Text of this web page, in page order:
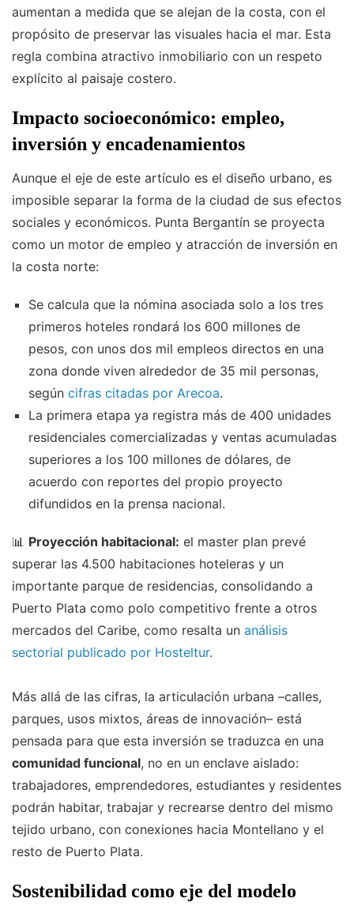
aumentan a medida que se alejan de la costa, con el
propósito de preservar las visuales hacia el mar. Esta
regla combina atractivo inmobiliario con un respeto
explícito al paisaje costero.
Impacto socioeconómico: empleo,
inversión y encadenamientos
Aunque el eje de este artículo es el diseño urbano, es
imposible separar la forma de la ciudad de sus efectos
sociales y económicos. Punta Bergantín se proyecta
como un motor de empleo y atracción de inversión en
la costa norte:
Se calcula que la nómina asociada solo a los tres
primeros hoteles rondará los 600 millones de
pesos, con unos dos mil empleos directos en una
zona donde viven alrededor de 35 mil personas,
según cifras citadas por Arecoa.
La primera etapa ya registra más de 400 unidades
residenciales comercializadas y ventas acumuladas
superiores a los 100 millones de dólares, de
acuerdo con reportes del propio proyecto
difundidos en la prensa nacional.
📊 Proyección habitacional: el master plan prevé
superar las 4.500 habitaciones hoteleras y un
importante parque de residencias, consolidando a
Puerto Plata como polo competitivo frente a otros
mercados del Caribe, como resalta un análisis
sectorial publicado por Hosteltur.
Más allá de las cifras, la articulación urbana –calles,
parques, usos mixtos, áreas de innovación– está
pensada para que esta inversión se traduzca en una
comunidad funcional, no en un enclave aislado:
trabajadores, emprendedores, estudiantes y residentes
podrán habitar, trabajar y recrearse dentro del mismo
tejido urbano, con conexiones hacia Montellano y el
resto de Puerto Plata.
Sostenibilidad como eje del modelo